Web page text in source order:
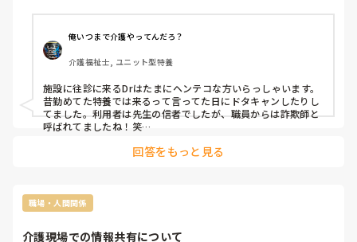
それに在庫が沢山あるため次回から処方しないでいいと伝え
ても届きます。Dr自身が中止しないといけないと言った薬で
も届きます。
往診で塗り薬を頼んでも必ずその日に届きます。在庫がある
ので急ぎではないと伝えていても、Drは薬局へ今日中に届け
るように伝えており薬局の社長さんが夜21時くらいに届けに
来られる事もあります。
本当薬局さんが可哀想で仕方ないです。
この前はカリウムを上げる薬と下げる薬が両方処方されてお
ます。
月に1人2回往診があるのですが、採血も月に2回です。
俺いつまで介護やってんだろ？
介護福祉士, ユニット型特養
施設に往診に来るDrはたまにヘンテコな方いらっしゃいます。
昔勤めてた特養では来るって言ってた日にドタキャンしたりし
てました。利用者は先生の信者でしたが、職員からは詐欺師と
呼ばれてましたね！笑
した。高齢者からの評判だけはいいみたいな。
回答をもっと見る
職場・人間関係
介護現場での情報共有について